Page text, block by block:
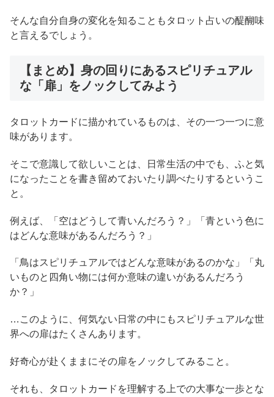
そんな自分自身の変化を知ることもタロット占いの醍醐味
と言えるでしょう。
【まとめ】身の回りにあるスピリチュアル
な「扉」をノックしてみよう
タロットカードに描かれているものは、その一つ一つに意
味があります。
そこで意識して欲しいことは、日常生活の中でも、ふと気
になったことを書き留めておいたり調べたりするというこ
と。
例えば、「空はどうして青いんだろう？」「青という色に
はどんな意味があるんだろう？」
「鳥はスピリチュアルではどんな意味があるのかな」「丸
いものと四角い物には何か意味の違いがあるんだろう
か？」
…このように、何気ない日常の中にもスピリチュアルな世
界への扉はたくさんあります。
好奇心が赴くままにその扉をノックしてみること。
それも、タロットカードを理解する上での大事な一歩とな